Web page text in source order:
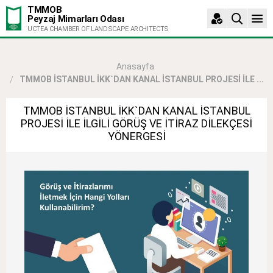
TMMOB
Peyzaj Mimarları Odası
UCTEA CHAMBER OF LANDSCAPE ARCHITECTS
Anasayfa
TMMOB İSTANBUL İKK`DAN KANAL İSTANBUL PROJESİ İLE ...
TMMOB İSTANBUL İKK`DAN KANAL İSTANBUL
PROJESİ İLE İLGİLİ GÖRÜŞ VE İTİRAZ DİLEKÇESİ
YÖNERGESİ